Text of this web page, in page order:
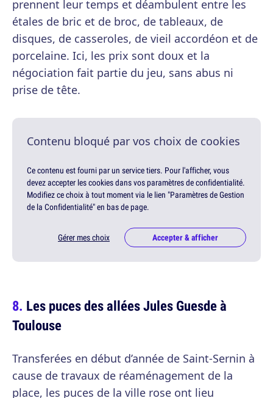
prennent leur temps et déambulent entre les
étales de bric et de broc, de tableaux, de
disques, de casseroles, de vieil accordéon et de
porcelaine. Ici, les prix sont doux et la
négociation fait partie du jeu, sans abus ni
prise de tête.
Contenu bloqué par vos choix de cookies
Ce contenu est fourni par un service tiers. Pour l'afficher, vous
devez accepter les cookies dans vos paramètres de confidentialité.
Modifiez ce choix à tout moment via le lien "Paramètres de Gestion
de la Confidentialité" en bas de page.
Gérer mes choix Accepter & afficher
Les puces des allées Jules Guesde à
Toulouse
Transferées en début d’année de Saint-Sernin à
cause de travaux de réaménagement de la
place, les puces de la ville rose ont lieu